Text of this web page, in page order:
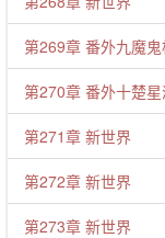
第269章 番外九魔
第270章 番外十楚
第271章 新世界
第272章 新世界
第273章 新世界